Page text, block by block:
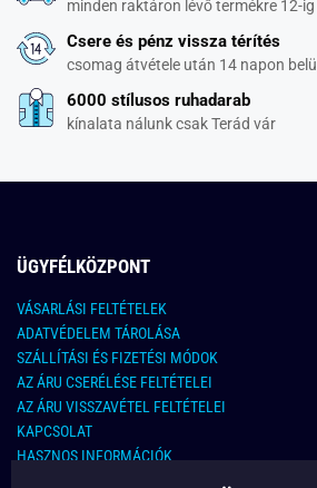
minden raktáron lévő termékre 12-ig
Csere és pénz vissza térítés
csomag átvétele után 14 napon belül
6000 stílusos ruhadarab
kínalata nálunk csak Terád vár
ÜGYFÉLKÖZPONT
VÁSARLÁSI FELTÉTELEK
ADATVÉDELEM TÁROLÁSA
SZÁLLÍTÁSI ÉS FIZETÉSI MÓDOK
AZ ÁRU CSERÉLÉSE FELTÉTELEI
AZ ÁRU VISSZAVÉTEL FELTÉTELEI
KAPCSOLAT
HASZNOS INFORMÁCIÓK